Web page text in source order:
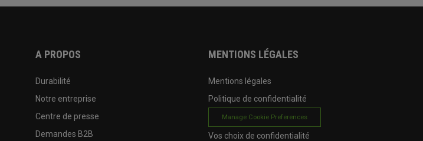
A PROPOS
Durabilité
Notre entreprise
Centre de presse
Demandes B2B
MENTIONS LÉGALES
Mentions légales
Politique de confidentialité
Manage Cookie Preferences
Vos choix de confidentialité